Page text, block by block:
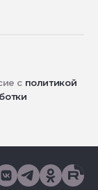
с политикой